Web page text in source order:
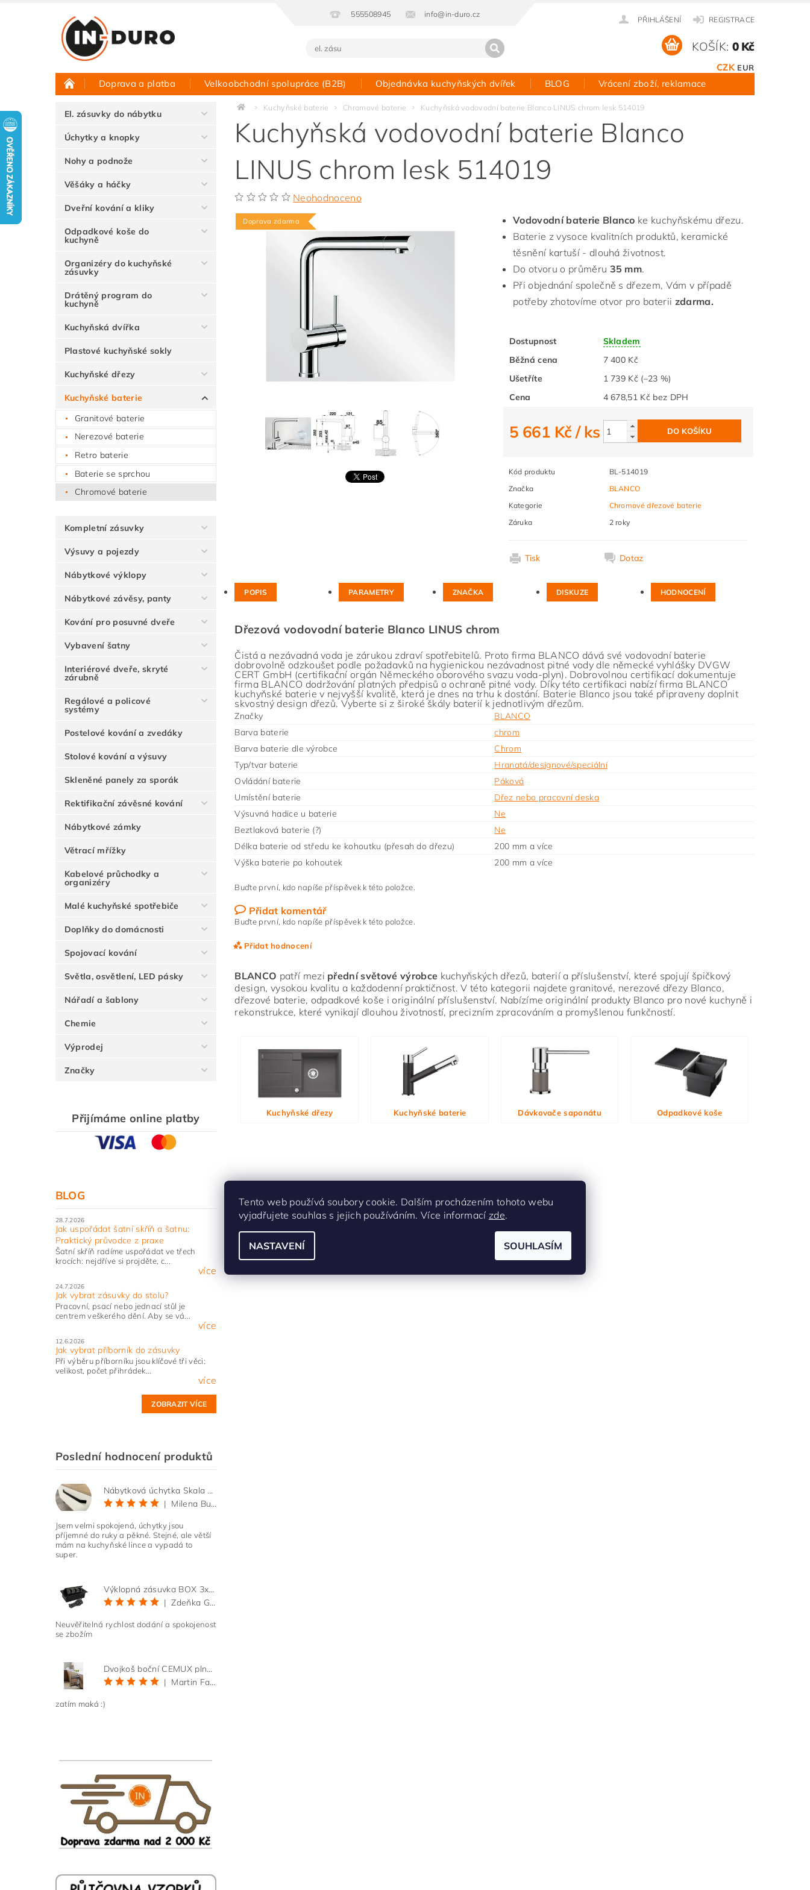
555508945 info@in-duro.cz
PŘIHLÁŠENÍ REGISTRACE
CZK EUR
KOŠÍK: 0 Kč
Doprava a platba Velkoobchodní spolupráce (B2B) Objednávka kuchyňských dvířek BLOG Vrácení zboží, reklamace
Půjčovna vzorků Hodnocení obchodu Kontakt
El. zásuvky do nábytku
Úchytky a knopky
Nohy a podnože
Věšáky a háčky
Dveřní kování a kliky
Odpadkové koše do
kuchyně
Organizéry do kuchyňské
zásuvky
Drátěný program do
kuchyně
Kuchyňská dvířka
Plastové kuchyňské sokly
Kuchyňské dřezy
Kuchyňské baterie
Granitové baterie
Nerezové baterie
Retro baterie
Baterie se sprchou
Chromové baterie
Kompletní zásuvky
Výsuvy a pojezdy
Nábytkové výklopy
Nábytkové závěsy, panty
Kování pro posuvné dveře
Vybavení šatny
Interiérové dveře, skryté
zárubně
Regálové a policové
systémy
Postelové kování a zvedáky
Stolové kování a výsuvy
Skleněné panely za sporák
Rektifikační závěsné kování
Nábytkové zámky
Větrací mřížky
Kabelové průchodky a
organizéry
Malé kuchyňské spotřebiče
Doplňky do domácnosti
Spojovací kování
Světla, osvětlení, LED pásky
Nářadí a šablony
Chemie
Výprodej
Značky
Přijímáme online platby
BLOG
28.7.2026
Jak uspořádat šatní skříň a šatnu:
Praktický průvodce z praxe
Šatní skříň radíme uspořádat ve třech
krocích: nejdříve si projděte, c...
více
24.7.2026
Jak vybrat zásuvky do stolu?
Pracovní, psací nebo jednací stůl je
centrem veškerého dění. Aby se vá...
více
12.6.2026
Jak vybrat příborník do zásuvky
Při výběru příborníku jsou klíčové tři věci:
velikost, počet přihrádek...
více
ZOBRAZIT VÍCE
Poslední hodnocení produktů
Nábytková úchytka Skala černá matná
|
Milena Bučková
Jsem velmi spokojená, úchytky jsou
příjemné do ruky a pěkné. Stejné, ale větší
mám na kuchyňské lince a vypadá to
super.
Výklopná zásuvka BOX 3x 230V s 3m kabelem - černá
|
Zdeňka Gold
Neuvěřitelná rychlost dodání a spokojenost
se zbožím
Dvojkoš boční CEMUX plné dno 3D, s tlumením antracit 200 mm
|
Martin Faltus
zatím maká :)
Kuchyňské baterie Chromové baterie Kuchyňská vodovodní baterie Blanco LINUS chrom lesk 514019
Kuchyňská vodovodní baterie Blanco
LINUS chrom lesk 514019
Neohodnoceno
Doprava zdarma Vodovodní baterie Blanco ke kuchyňskému dřezu.
Baterie z vysoce kvalitních produktů, keramické
těsnění kartuší - dlouhá životnost.
Do otvoru o průměru 35 mm.
Při objednání společně s dřezem, Vám v případě
potřeby zhotovíme otvor pro baterii zdarma.
Dostupnost
Skladem
Běžná cena
7 400 Kč
Ušetříte
1 739 Kč (–23 %)
Cena
4 678,51 Kč bez DPH
5 661 Kč/ ks
Kód produktu
BL-514019
Značka
BLANCO
Kategorie
Chromové dřezové baterie
Záruka
2 roky
Tisk Dotaz
POPIS PARAMETRY ZNAČKA DISKUZE HODNOCENÍ
Dřezová vodovodní baterie Blanco LINUS chrom
Čistá a nezávadná voda je zárukou zdraví spotřebitelů. Proto firma BLANCO dává své vodovodní baterie
dobrovolně odzkoušet podle požadavků na hygienickou nezávadnost pitné vody dle německé vyhlášky DVGW
CERT GmbH (certifikační orgán Německého oborového svazu voda-plyn). Dobrovolnou certifikací dokumentuje
firma BLANCO dodržování platných předpisů o ochraně pitné vody. Díky této certifikaci nabízí firma BLANCO
kuchyňské baterie v nejvyšší kvalitě, která je dnes na trhu k dostání. Baterie Blanco jsou také připraveny doplnit
skvostný design dřezů. Vyberte si z široké škály baterií k jednotlivým dřezům.
Značky
BLANCO
Barva baterie
chrom
Barva baterie dle výrobce
Chrom
Typ/tvar baterie
Hranatá/designové/speciální
Ovládání baterie
Páková
Umístění baterie
Dřez nebo pracovní deska
Výsuvná hadice u baterie
Ne
Beztlaková baterie (?)
Ne
Délka baterie od středu ke kohoutku (přesah do dřezu)
200 mm a více
Výška baterie po kohoutek
200 mm a více
Buďte první, kdo napíše příspěvek k této položce.
Přidat komentář
Buďte první, kdo napíše příspěvek k této položce.
Přidat hodnocení
Vložením hodnocení souhlasíte s
BLANCO patří mezi přední světové výrobce kuchyňských dřezů, baterií a příslušenství, které spojují špičkový
design, vysokou kvalitu a každodenní praktičnost. V této kategorii najdete granitové, nerezové dřezy Blanco,
dřezové baterie, odpadkové koše i originální příslušenství. Nabízíme originální produkty Blanco pro nové kuchyně i
rekonstrukce, které vynikají dlouhou životností, precizním zpracováním a promyšlenou funkčností.
Kuchyňské dřezy Kuchyňské baterie Dávkovače saponátu Odpadkové koše
Tento web používá soubory cookie. Dalším procházením tohoto webu
vyjadřujete souhlas s jejich používáním. Více informací zde.
NASTAVENÍ SOUHLASÍM